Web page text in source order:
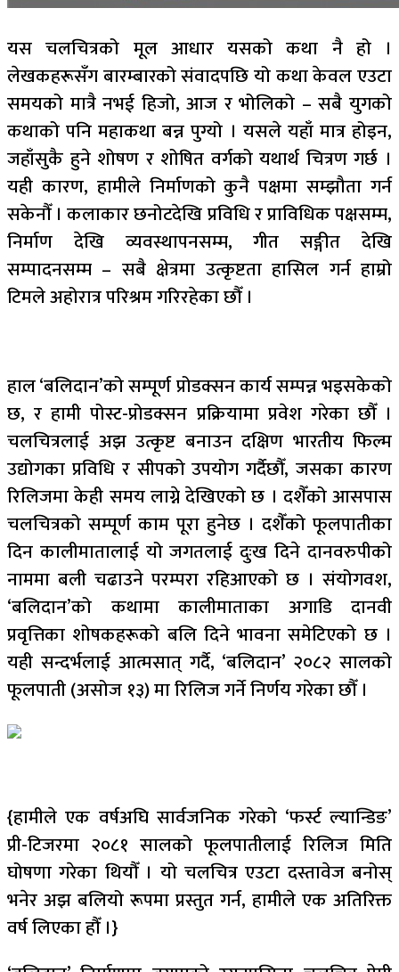
यस चलचित्रको मूल आधार यसको कथा नै हो ।
लेखकहरूसँग बारम्बारको संवादपछि यो कथा केवल एउटा
समयको मात्रै नभई हिजो, आज र भोलिको – सबै युगको
कथाको पनि महाकथा बन्न पुग्यो । यसले यहाँ मात्र होइन,
जहाँसुकै हुने शोषण र शोषित वर्गको यथार्थ चित्रण गर्छ ।
यही कारण, हामीले निर्माणको कुनै पक्षमा सम्झौता गर्न
सकेनौँ । कलाकार छनोटदेखि प्रविधि र प्राविधिक पक्षसम्म,
निर्माण देखि व्यवस्थापनसम्म, गीत सङ्गीत देखि
सम्पादनसम्म – सबै क्षेत्रमा उत्कृष्टता हासिल गर्न हाम्रो
टिमले अहोरात्र परिश्रम गरिरहेका छौँ ।
हाल ‘बलिदान’को सम्पूर्ण प्रोडक्सन कार्य सम्पन्न भइसकेको
छ, र हामी पोस्ट-प्रोडक्सन प्रक्रियामा प्रवेश गरेका छौँ ।
चलचित्रलाई अझ उत्कृष्ट बनाउन दक्षिण भारतीय फिल्म
उद्योगका प्रविधि र सीपको उपयोग गर्दैछौँ, जसका कारण
रिलिजमा केही समय लाग्ने देखिएको छ । दशैँको आसपास
चलचित्रको सम्पूर्ण काम पूरा हुनेछ । दशैँको फूलपातीका
दिन कालीमातालाई यो जगतलाई दुःख दिने दानवरुपीको
नाममा बली चढाउने परम्परा रहिआएको छ । संयोगवश,
‘बलिदान’को कथामा कालीमाताका अगाडि दानवी
प्रवृत्तिका शोषकहरूको बलि दिने भावना समेटिएको छ ।
यही सन्दर्भलाई आत्मसात् गर्दै, ‘बलिदान’ २०८२ सालको
फूलपाती (असोज १३) मा रिलिज गर्ने निर्णय गरेका छौँ ।
{हामीले एक वर्षअघि सार्वजनिक गरेको ‘फर्स्ट ल्यान्डिङ’
प्री-टिजरमा २०८१ सालको फूलपातीलाई रिलिज मिति
घोषणा गरेका थियौँ । यो चलचित्र एउटा दस्तावेज बनोस्
भनेर अझ बलियो रूपमा प्रस्तुत गर्न, हामीले एक अतिरिक्त
वर्ष लिएका हौँ ।}